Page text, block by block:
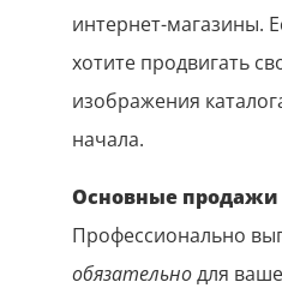
интернет-магазины.
хотите продвигать
изображения
начала.
Основные продажи
Профессионально
обязательнодля